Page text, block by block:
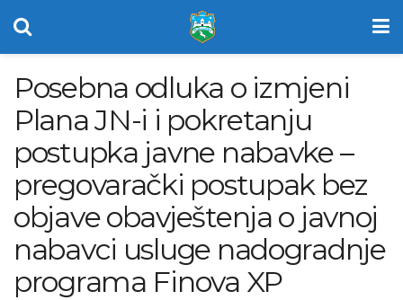
Posebna odluka o izmjeni
Plana JN-i i pokretanju
postupka javne nabavke –
pregovarački postupak bez
objave obavještenja o javnoj
nabavci usluge nadogradnje
programa Finova XP